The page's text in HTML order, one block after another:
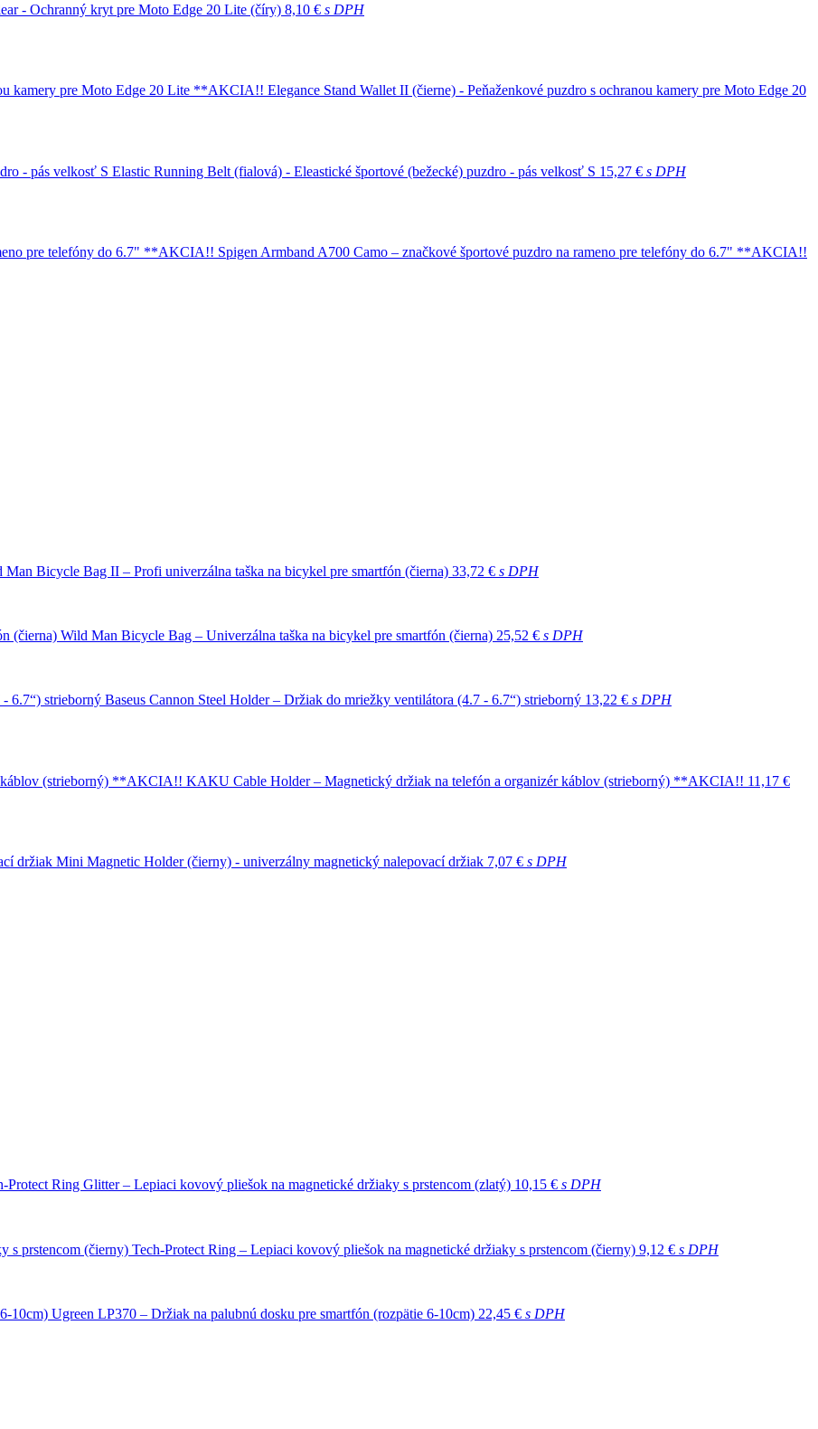
- Ochranný kryt pre Moto Edge 20 Lite (číry) 8,10 € s DPH
Elegance Stand Wallet II (čierne) - Peňaženkové puzdro s ochranou kamery pre Moto Edge 20
Elastic Running Belt (fialová) - Eleastické športové (bežecké) puzdro - pás velkosť S 15,27 € s DPH
Spigen Armband A700 Camo – značkové športové puzdro na rameno pre telefóny do 6.7" **AKCIA!!
Man Bicycle Bag II – Profi univerzálna taška na bicykel pre smartfón (čierna) 33,72 € s DPH
Wild Man Bicycle Bag – Univerzálna taška na bicykel pre smartfón (čierna) 25,52 € s DPH
Baseus Cannon Steel Holder – Držiak do mriežky ventilátora (4.7 - 6.7“) strieborný 13,22 € s DPH
KAKU Cable Holder – Magnetický držiak na telefón a organizér káblov (strieborný) **AKCIA!! 11,17 €
Mini Magnetic Holder (čierny) - univerzálny magnetický nalepovací držiak 7,07 € s DPH
Protect Ring Glitter – Lepiaci kovový pliešok na magnetické držiaky s prstencom (zlatý) 10,15 € s DPH
Tech-Protect Ring – Lepiaci kovový pliešok na magnetické držiaky s prstencom (čierny) 9,12 € s DPH
Ugreen LP370 – Držiak na palubnú dosku pre smartfón (rozpätie 6-10cm) 22,45 € s DPH